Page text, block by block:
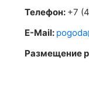
Телефон: +7
E-Mail:
Размещение